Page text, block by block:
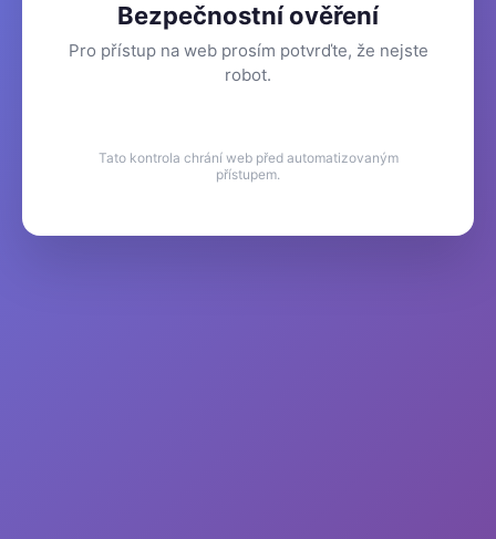
Bezpečnostní ověření
Pro přístup na web prosím potvrďte, že nejste
robot.
Tato kontrola chrání web před automatizovaným
přístupem.